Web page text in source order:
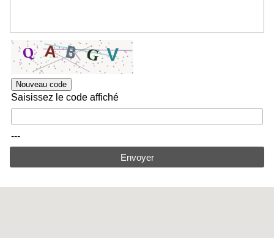
Nouveau code
Saisissez le code affiché
---
Envoyer